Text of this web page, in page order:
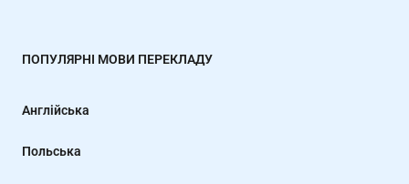
ПОПУЛЯРНІ МОВИ ПЕРЕКЛАДУ
Англійська
Польська